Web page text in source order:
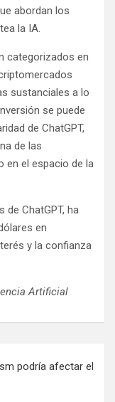
abordan los
la IA.
categorizados en
sustanciales a lo
se puede
de ChatGPT,
de las
en el espacio de la
de ChatGPT, ha
en
y la confianza
Artificial
podría afectar el